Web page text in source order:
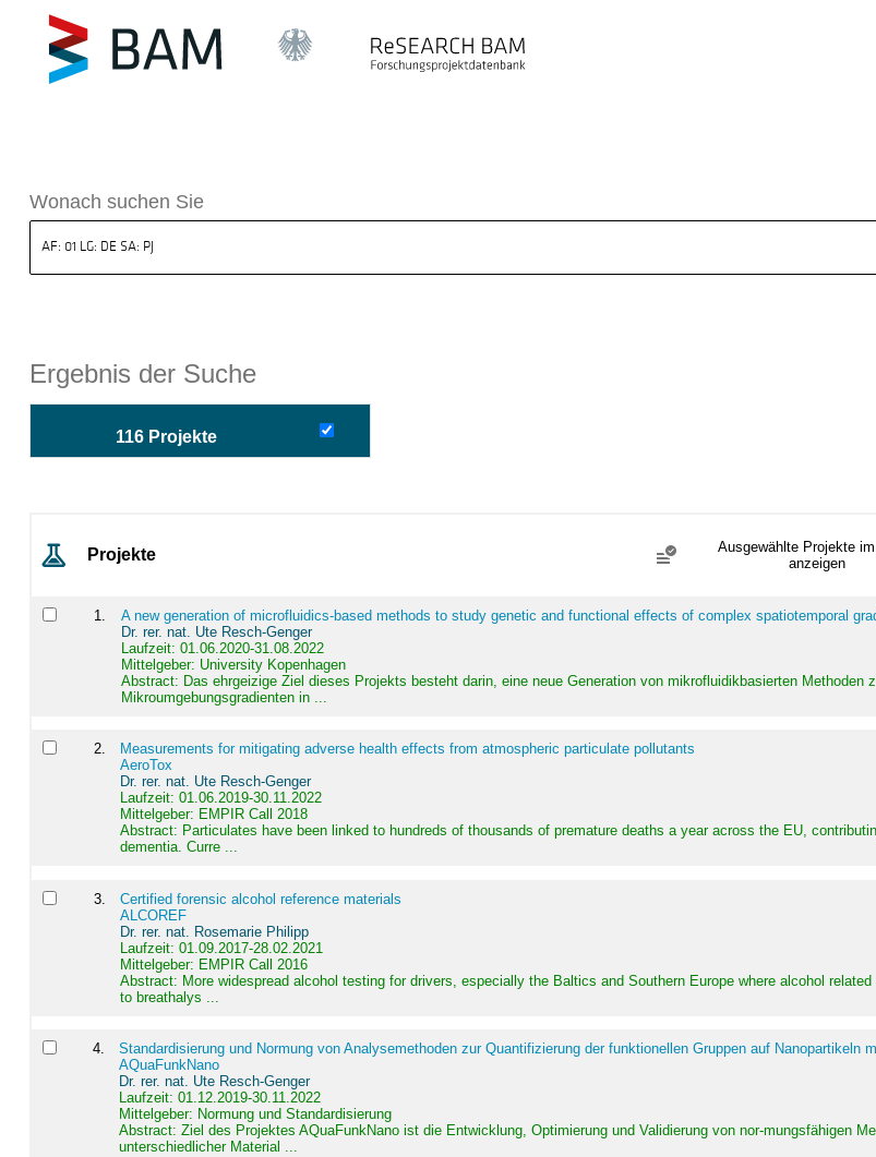
ReSEARCH BAM
Wonach suchen Sie
Ergebnis der Suche
116 Projekte
Projekte
Ausgewählte Projekte im
anzeigen
1
A new generation of microfluidics-based methods to study genetic and functional effects of complex spatiotemporal
Dr. rer. nat. Ute Resch-Genger
Laufzeit: 01.06.2020-31.08.2022
Mittelgeber: University Kopenhagen
Abstract: Das ehrgeizige Ziel dieses Projekts besteht darin, eine neue Generation von mikrofluidikbasierten
Mikroumgebungsgradienten in ...
2.
Measurements for mitigating adverse health effects from atmospheric particulate pollutants
AeroTox
Dr. rer. nat. Ute Resch-Genger
Laufzeit: 01.06.2019-30.11.2022
Mittelgeber: EMPIR Call 2018
Abstract: Particulates have been linked to hundreds of thousands of premature deaths a year across the EU,
dementia. Curre ...
3.
Certified forensic alcohol reference materials
ALCOREF
Dr. rer. nat. Rosemarie Philipp
Laufzeit: 01.09.2017-28.02.2021
Mittelgeber: EMPIR Call 2016
Abstract: More widespread alcohol testing for drivers, especially the Baltics and Southern Europe where alcohol
to breathalys ...
4.
Standardisierung und Normung von Analysemethoden zur Quantifizierung der funktionellen Gruppen auf
AQuaFunkNano
Dr. rer. nat. Ute Resch-Genger
Laufzeit: 01.12.2019-30.11.2022
Mittelgeber: Normung und Standardisierung
Abstract:Ziel des Projektes AQuaFunkNano ist die Entwicklung, Optimierung und Validierung von nor-mungsfähigen
unterschiedlicher Material ...